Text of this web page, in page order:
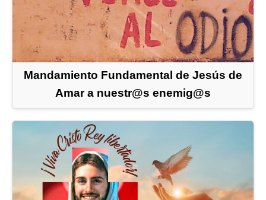
Mandamiento Fundamental de Jesús de
Amar a nuestr@s enemig@s